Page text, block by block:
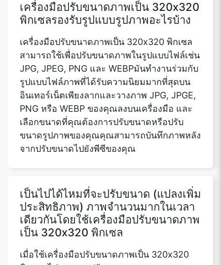
เครื่องมือปรับขนาดภาพเป็น 320x320
พิกเซลรองรับรูปแบบรูปภาพอะไรบ้าง
เครื่องมือปรับขนาดภาพเป็น 320x320 พิกเซล
สามารถใช้เพื่อปรับขนาดภาพในรูปแบบไฟล์เช่น
JPG, JPEG, PNG และ WEBPมันทำงานร่วมกับ
รูปแบบไฟล์ภาพที่ได้รับความนิยมมากที่สุดบน
อินเทอร์เน็ตเพียงลากและวางภาพ JPG, JPGE,
PNG หรือ WEBP ของคุณลงบนเครื่องมือ และ
เลือกขนาดที่คุณต้องการปรับขนาดหรือปรับ
ขนาดรูปภาพของคุณคุณสามารถบันทึกภาพหลัง
จากปรับขนาดไปยังพีซีของคุณ
เป็นไปได้ไหมที่จะปรับขนาด (แปลงเพิ่ม
ประสิทธิภาพ) ภาพจำนวนมากในเวลา
เดียวกันโดยใช้เครื่องมือปรับขนาดภาพ
เป็น 320x320 พิกเซล
เมื่อใช้เครื่องมือปรับขนาดภาพเป็น 320x320